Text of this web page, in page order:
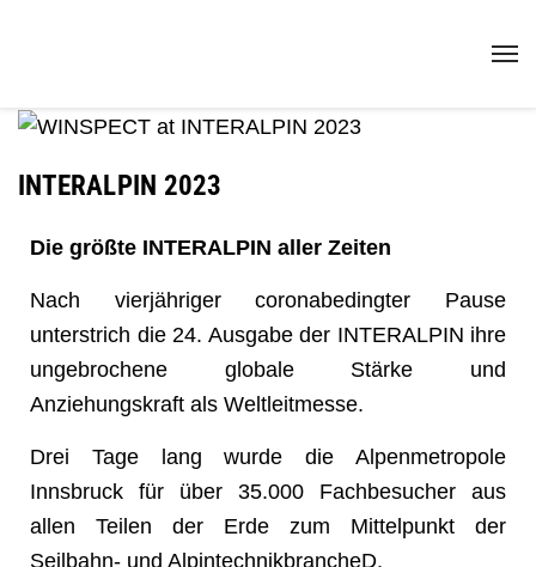
INTERALPIN 2023
Die größte INTERALPIN aller Zeiten
Nach vierjähriger coronabedingter Pause
unterstrich die 24. Ausgabe der INTERALPIN ihre
ungebrochene globale Stärke und
Anziehungskraft als Weltleitmesse.
Drei Tage lang wurde die Alpenmetropole
Innsbruck für über 35.000 Fachbesucher aus
allen Teilen der Erde zum Mittelpunkt der
Seilbahn- und AlpintechnikbrancheD.